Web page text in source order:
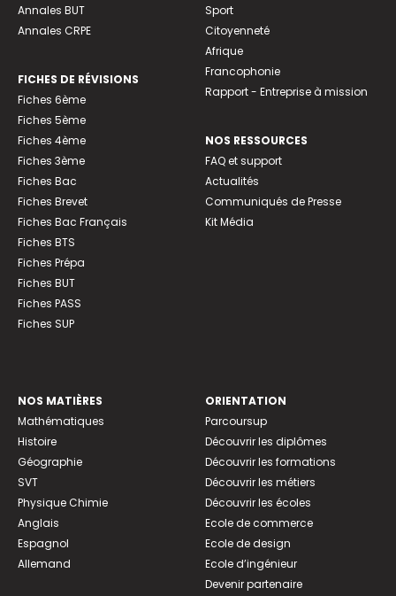
Annales BUT
Annales CRPE
FICHES DE RÉVISIONS
Fiches 6ème
Fiches 5ème
Fiches 4ème
Fiches 3ème
Fiches Bac
Fiches Brevet
Fiches Bac Français
Fiches BTS
Fiches Prépa
Fiches BUT
Fiches PASS
Fiches SUP
Sport
Citoyenneté
Afrique
Francophonie
Rapport - Entreprise à mission
NOS RESSOURCES
FAQ et support
Actualités
Communiqués de Presse
Kit Média
NOS MATIÈRES
Mathématiques
Histoire
Géographie
SVT
Physique Chimie
Anglais
Espagnol
Allemand
ORIENTATION
Parcoursup
Découvrir les diplômes
Découvrir les formations
Découvrir les métiers
Découvrir les écoles
Ecole de commerce
Ecole de design
Ecole d’ingénieur
Devenir partenaire